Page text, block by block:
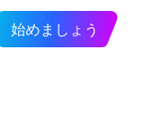
始めましょう